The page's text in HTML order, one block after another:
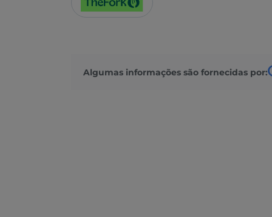
Algumas informações são fornecidas por: